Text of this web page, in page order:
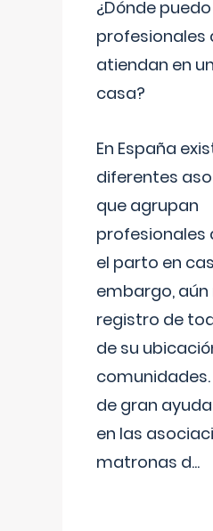
¿Dónde
profesionales
atiendan en
casa?
En España
diferentes
que agrupan
profesionales
el parto en
embargo, aún
registro de
de su
comunidades.
de gran
en las
matronas d...